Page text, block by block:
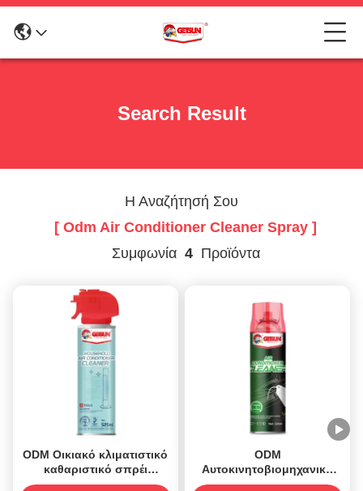
Search Result
Η Αναζήτησή Σου
[ Odm Air Conditioner Cleaner Spray ]
Συμφωνία 4Προϊόντα
ODM Οικιακό κλιματιστικό
καθαριστικό σπρέι
αεροσκάφος 525ml
ODM
Αυτοκινητοβιομηχανικό
κλιματιστικό αυτοκινήτου